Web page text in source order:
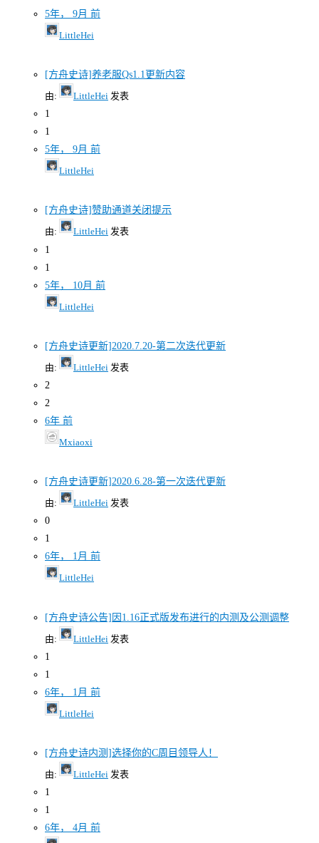
5年， 9月 前
LittleHei
[方舟史诗]养老服Qs1.1更新内容
由: LittleHei 发表
1
1
5年， 9月 前
LittleHei
[方舟史诗]赞助通道关闭提示
由: LittleHei 发表
1
1
5年， 10月 前
LittleHei
[方舟史诗更新]2020.7.20-第二次迭代更新
由: LittleHei 发表
2
2
6年 前
Mxiaoxi
[方舟史诗更新]2020.6.28-第一次迭代更新
由: LittleHei 发表
0
1
6年， 1月 前
LittleHei
[方舟史诗公告]因1.16正式版发布进行的内测及公测调整
由: LittleHei 发表
1
1
6年， 1月 前
LittleHei
[方舟史诗内测]选择你的C周目领导人！
由: LittleHei 发表
1
1
6年， 4月 前